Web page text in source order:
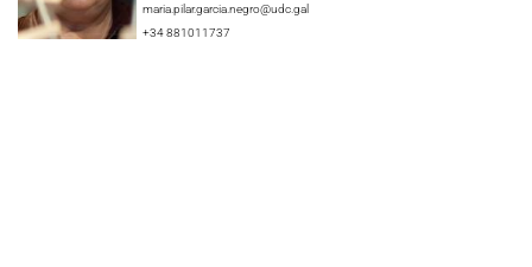
maria.pilar.garcia.negro@udc.gal
+34 881011737